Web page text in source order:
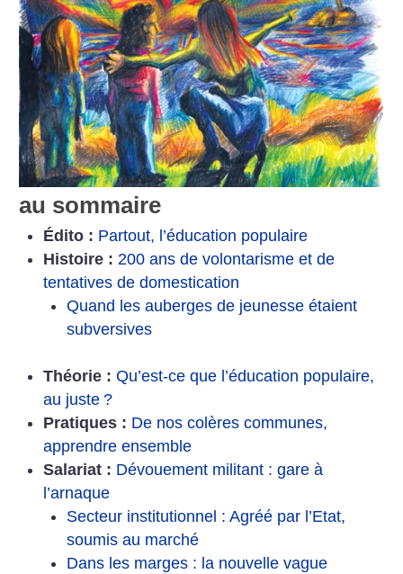
au sommaire
Édito : Partout, l’éducation populaire
Histoire : 200 ans de volontarisme et de
tentatives de domestication
Quand les auberges de jeunesse étaient
subversives
Théorie : Qu’est-ce que l’éducation populaire,
au juste ?
Pratiques : De nos colères communes,
apprendre ensemble
Salariat : Dévouement militant : gare à
l’arnaque
Secteur institutionnel : Agréé par l’Etat,
soumis au marché
Dans les marges : la nouvelle vague